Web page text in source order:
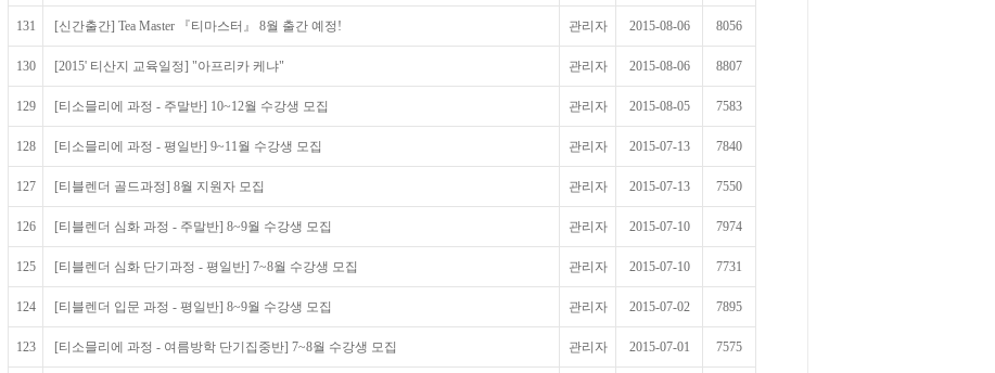
131 [신간출간] Tea Master 『티마스터』 8월 출간 예정! 관리자 2015-08-06 8056
130 [2015' 티산지 교육일정] "아프리카 케냐" 관리자 2015-08-06 8807
129 [티소믈리에 과정 - 주말반] 10~12월 수강생 모집 관리자 2015-08-05 7583
128 [티소믈리에 과정 - 평일반] 9~11월 수강생 모집 관리자 2015-07-13 7840
127 [티블렌더 골드과정] 8월 지원자 모집 관리자 2015-07-13 7550
126 [티블렌더 심화 과정 - 주말반] 8~9월 수강생 모집 관리자 2015-07-10 7974
125 [티블렌더 심화 단기과정 - 평일반] 7~8월 수강생 모집 관리자 2015-07-10 7731
124 [티블렌더 입문 과정 - 평일반] 8~9월 수강생 모집 관리자 2015-07-02 7895
123 [티소믈리에 과정 - 여름방학 단기집중반] 7~8월 수강생 모집 관리자 2015-07-01 7575